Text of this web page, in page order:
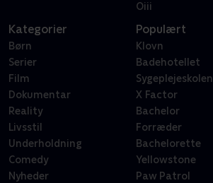
Oiii
Kategorier
Børn
Serier
Film
Dokumentar
Reality
Livsstil
Underholdning
Comedy
Nyheder
Populært
Klovn
Badehotellet
Sygeplejeskolen
X Factor
Bachelor
Forræder
Bachelorette
Yellowstone
Paw Patrol